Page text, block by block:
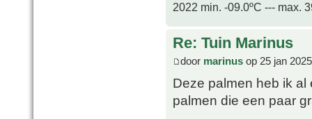
2022 min. -09.0ºC --- max.
Re: Tuin Marinus
door marinus op 25 jan
Deze palmen heb ik al
palmen die een paar